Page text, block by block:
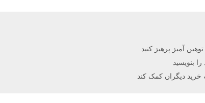
آمیز پرهیز کنید
بنویسید
خرید دیگران کمک کند